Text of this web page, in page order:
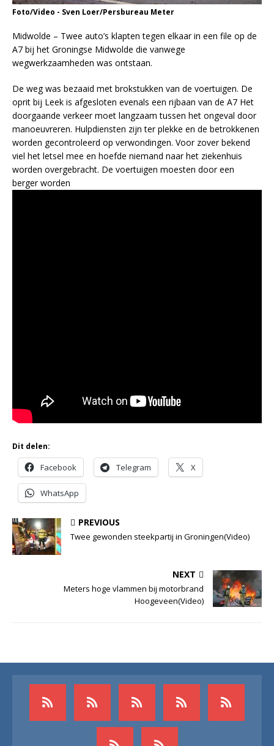
Foto/Video - Sven Loer/Persbureau Meter
Midwolde – Twee auto’s klapten tegen elkaar in een file op de
A7 bij het Groningse Midwolde die vanwege
wegwerkzaamheden was ontstaan.
De weg was bezaaid met brokstukken van de voertuigen. De
oprit bij Leek is afgesloten evenals een rijbaan van de A7 Het
doorgaande verkeer moet langzaam tussen het ongeval door
manoeuvreren. Hulpdiensten zijn ter plekke en de betrokkenen
worden gecontroleerd op verwondingen. Voor zover bekend
viel het letsel mee en hoefde niemand naar het ziekenhuis
worden overgebracht. De voertuigen moesten door een
berger worden
Dit delen:
Facebook Telegram X
WhatsApp
PREVIOUS
Twee gewonden steekpartij in Groningen(Video)
NEXT
Meters hoge vlammen bij motorbrand
Hoogeveen(Video)